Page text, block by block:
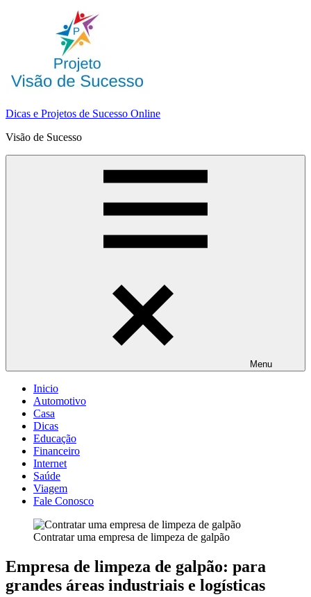
Dicas e Projetos de Sucesso Online
Visão de Sucesso
Menu
Inicio
Automotivo
Casa
Dicas
Educação
Financeiro
Internet
Saúde
Viagem
Fale Conosco
Contratar uma empresa de limpeza de galpão
Empresa de limpeza de galpão: para
grandes áreas industriais e logísticas